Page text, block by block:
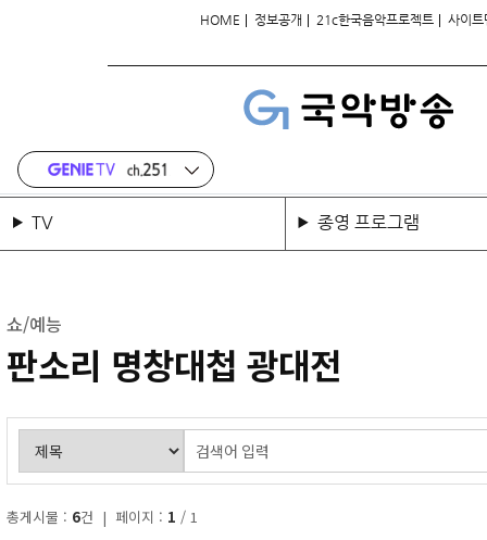
HOME | 정보공개 | 21c한국음악프로젝트 | 사이트
TV 종영 프로그램
쇼/예능
판소리 명창대첩 광대전
총게시물 : 6건 | 페이지 : 1 / 1